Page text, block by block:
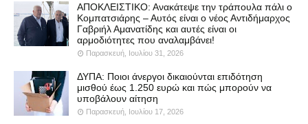
ΑΠΟΚΛΕΙΣΤΙΚΟ: Ανακάτεψε την τράπουλα πάλι ο
Κομπατσιάρης – Αυτός είναι ο νέος Αντιδήμαρχος
Γαβριήλ Αμανατίδης και αυτές είναι οι
αρμοδιότητες που αναλαμβάνει!
Παρασκευή, Ιουλίου 31, 2026
ΔΥΠΑ: Ποιοι άνεργοι δικαιούνται επιδότηση
μισθού έως 1.250 ευρώ και πώς μπορούν να
υποβάλουν αίτηση
Παρασκευή, Ιουλίου 17, 2026